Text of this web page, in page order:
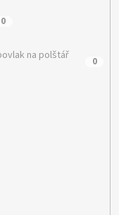
0
na polštář
0